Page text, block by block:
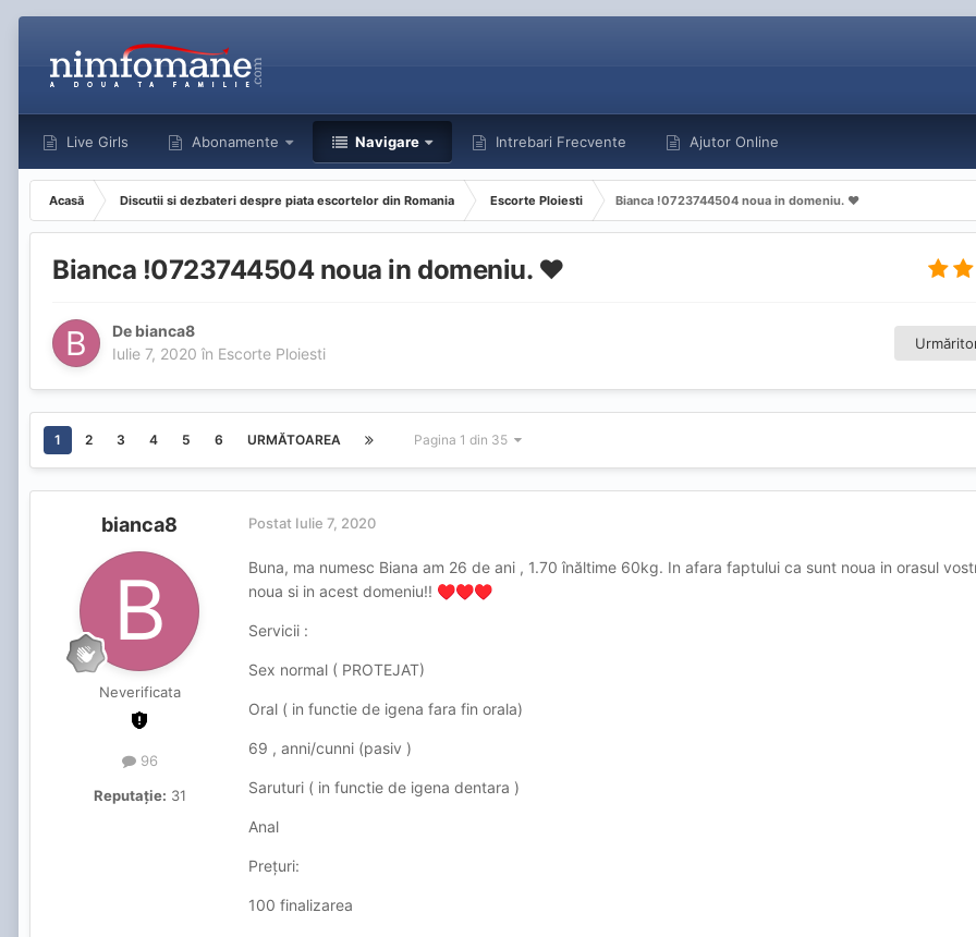
Live Girls Abonamente Navigare Intrebari Frecvente Ajutor Online
Acasă Discutii si dezbateri despre piata escortelor din Romania Escorte Ploiesti Bianca !0723744504 noua in domeniu. ♥️
Bianca !0723744504 noua in domeniu. ♥️
De bianca8
Iulie 7, 2020 în Escorte Ploiesti
1 2 3 4 5 6 URMĂTOAREA Pagina 1 din 35
bianca8
Neverificata
96
Reputație: 31
Postat Iulie 7, 2020
Buna, ma numesc Biana am 26 de ani , 1.70 înăltime 60kg. In afara faptului ca sunt noua in orasul
noua si in acest domeniu!! ♥️♥️♥️
Servicii :
Sex normal ( PROTEJAT)
Oral ( in functie de igena fara fin orala)
69 , anni/cunni (pasiv )
Saruturi ( in functie de igena dentara )
Anal
Prețuri:
100 finalizarea